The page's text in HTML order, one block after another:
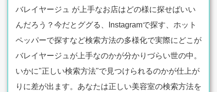
バレイヤージュ が上手なお店はどの様に探せばいい
んだろう？今だとググる、Instagramで探す、ホット
ペッパーで探すなど検索方法の多様化で実際にどこが
バレイヤージュが上手なのかが分かりづらい世の中。
いかに"正しい検索方法"で見つけられるのかが仕上が
りに差が出ます。あなたは正しい美容室の検索方法を